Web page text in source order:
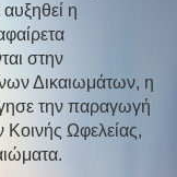
αυξηθεί η
στην
Δικαιωμάτων, η
την παραγωγή
Κοινής Ωφελείας,